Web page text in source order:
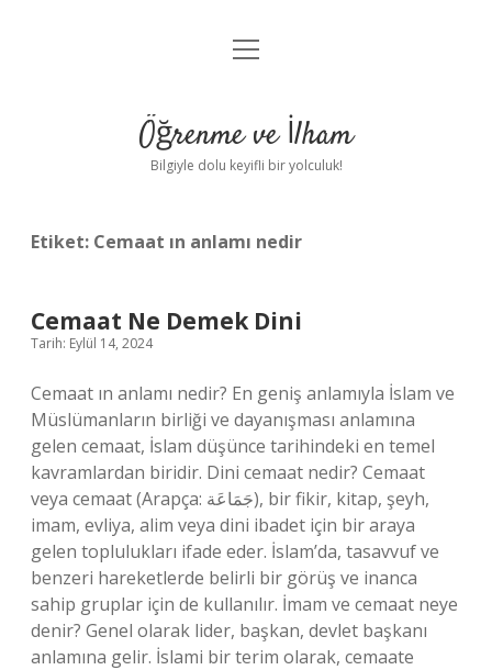
Anasayfa
Yasal Uyarı
menüyü
Öğrenme ve İlham
Bilgiyle dolu keyifli bir yolculuk!
Etiket: Cemaat ın anlamı nedir
Cemaat Ne Demek Dini
Tarih: Eylül 14, 2024
Cemaat ın anlamı nedir? En geniş anlamıyla İslam ve
Müslümanların birliği ve dayanışması anlamına
gelen cemaat, İslam düşünce tarihindeki en temel
kavramlardan biridir. Dini cemaat nedir? Cemaat
veya cemaat (Arapça: جَمَاعَة), bir fikir, kitap, şeyh,
imam, evliya, alim veya dini ibadet için bir araya
gelen toplulukları ifade eder. İslam’da, tasavvuf ve
benzeri hareketlerde belirli bir görüş ve inanca
sahip gruplar için de kullanılır. İmam ve cemaat neye
denir? Genel olarak lider, başkan, devlet başkanı
anlamına gelir. İslami bir terim olarak, cemaate